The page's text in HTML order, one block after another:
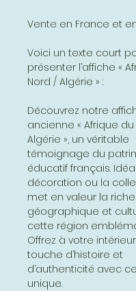
Vente en France et
Voici un texte court
présenter l’affiche «
Nord / Algérie » :
Découvrez notre
ancienne « Afrique
Algérie », un véritable
témoignage du
éducatif français.
décoration ou la
met en valeur la
géographique et
cette région
Offrez à votre
touche d’histoire et
d’authenticité avec
unique.